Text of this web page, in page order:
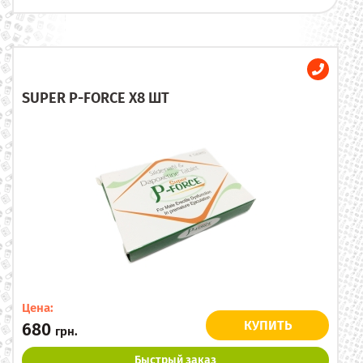
SUPER P-FORCE X8 ШТ
Цена:
680 грн. КУПИТЬ
Быстрый заказ